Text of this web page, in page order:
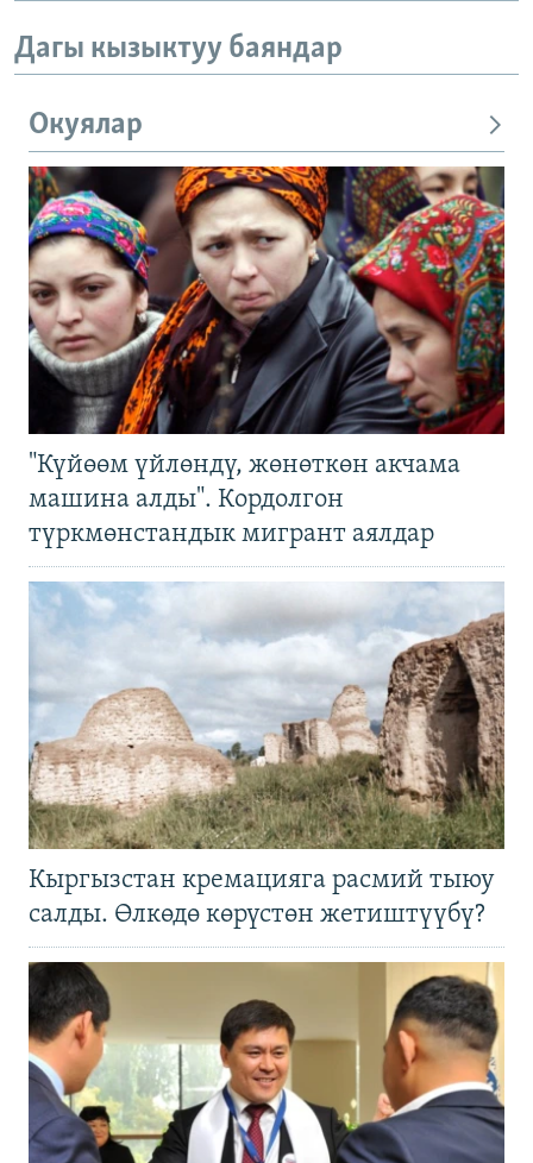
Дагы кызыктуу баяндар
Окуялар
"Күйөөм үйлөндү, жөнөткөн акчама
машина алды". Кордолгон
түркмөнстандык мигрант аялдар
Кыргызстан кремацияга расмий тыюу
салды. Өлкөдө көрүстөн жетиштүүбү?